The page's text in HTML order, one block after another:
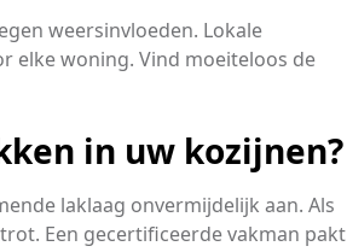
weersinvloeden. Lokale
elke woning. Vind moeiteloos de
in uw kozijnen?
laklaag onvermijdelijk aan. Als
Een gecertificeerde vakman pakt